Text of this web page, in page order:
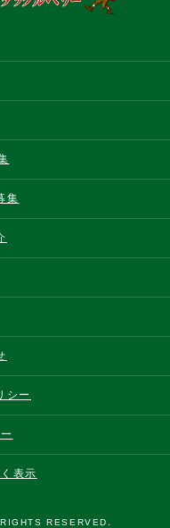
集
シー
表示
RESERVED.